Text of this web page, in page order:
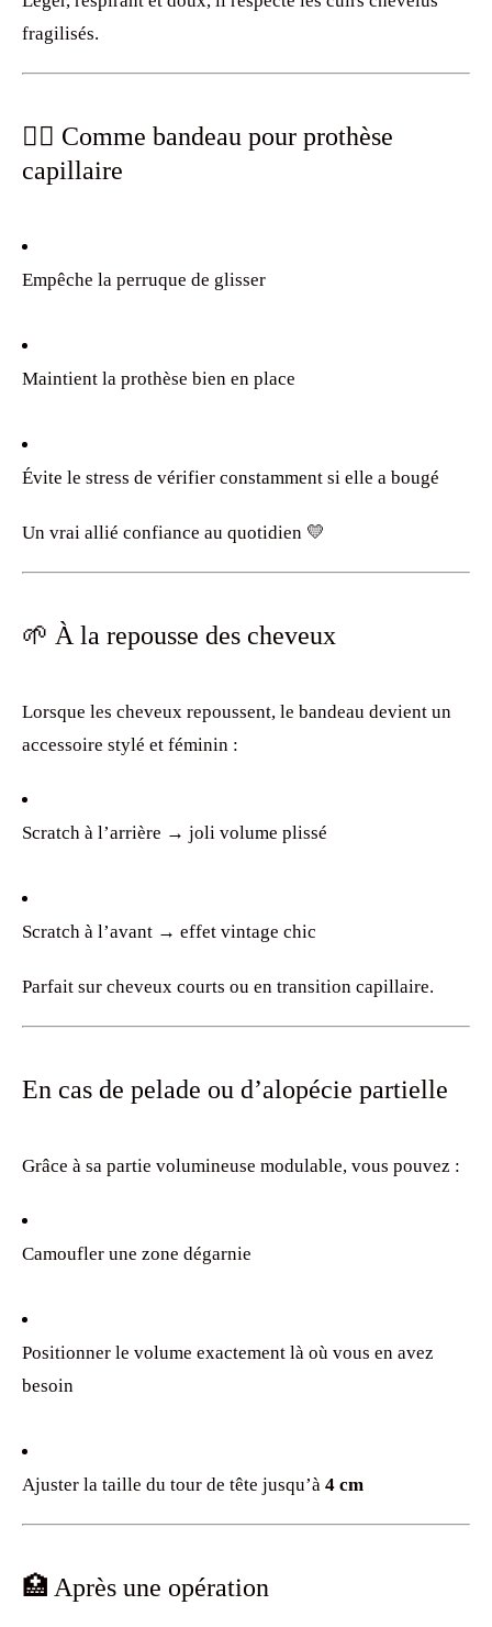
fragilisés.
💇‍♀️ Comme bandeau pour prothèse
capillaire
Empêche la perruque de glisser
Maintient la prothèse bien en place
Évite le stress de vérifier constamment si elle a bougé
Un vrai allié confiance au quotidien 💛
🌱 À la repousse des cheveux
Lorsque les cheveux repoussent, le bandeau devient un
accessoire stylé et féminin :
Scratch à l’arrière → joli volume plissé
Scratch à l’avant → effet vintage chic
Parfait sur cheveux courts ou en transition capillaire.
En cas de pelade ou d’alopécie partielle
Grâce à sa partie volumineuse modulable, vous pouvez :
Camoufler une zone dégarnie
Positionner le volume exactement là où vous en avez
besoin
Ajuster la taille du tour de tête jusqu’à 4 cm
🏥 Après une opération